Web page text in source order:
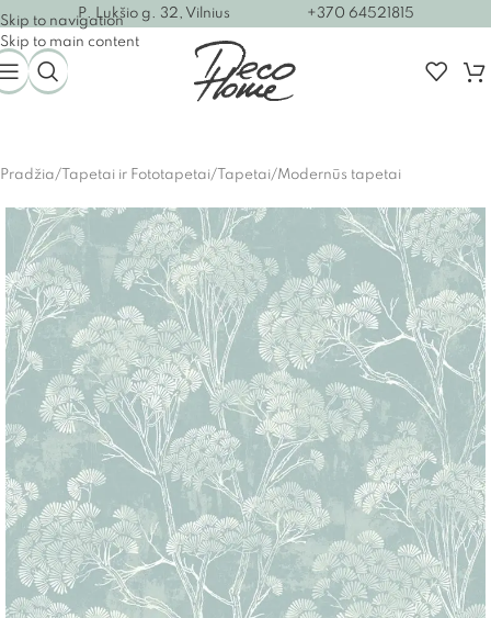
Skip to navigation
Skip to main content
P. Lukšio g. 32, Vilnius +370 64521815
Pradžia/ Tapetai ir Fototapetai/ Tapetai/Modernūs tapetai